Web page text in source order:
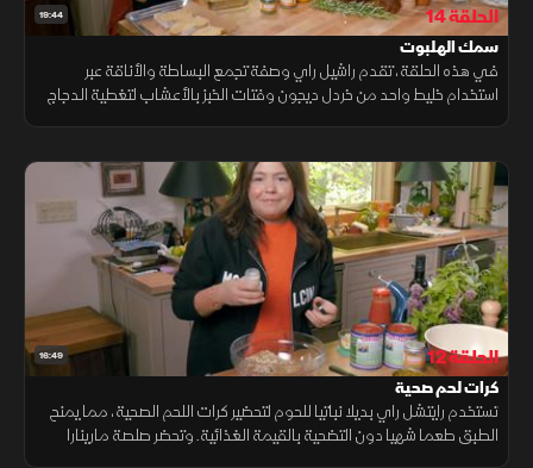
19:44 الحلقة 14
سمك الهلبوت
في هذه الحلقة، تقدم راشيل راي وصفة تجمع البساطة والأناقة عبر
استخدام خليط واحد من خردل ديجون وفتات الخبز بالأعشاب لتغطية الدجاج
16:49 الحلقة 12
كرات لحم صحية
تستخدم رايتشل راي بديلا نباتيا للحوم لتحضير كرات اللحم الصحية، مما يمنح
الطبق طعما شهيا دون التضحية بالقيمة الغذائية. وتحضر صلصة مارينارا